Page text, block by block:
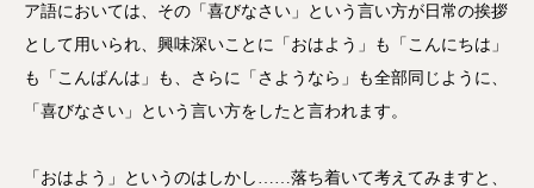
ア語においては、その「喜びなさい」という言い方が日常の挨拶
として用いられ、興味深いことに「おはよう」も「こんにちは」
も「こんばんは」も、さらに「さようなら」も全部同じように、
「喜びなさい」という言い方をしたと言われます。
「おはよう」というのはしかし……落ち着いて考えてみますと、